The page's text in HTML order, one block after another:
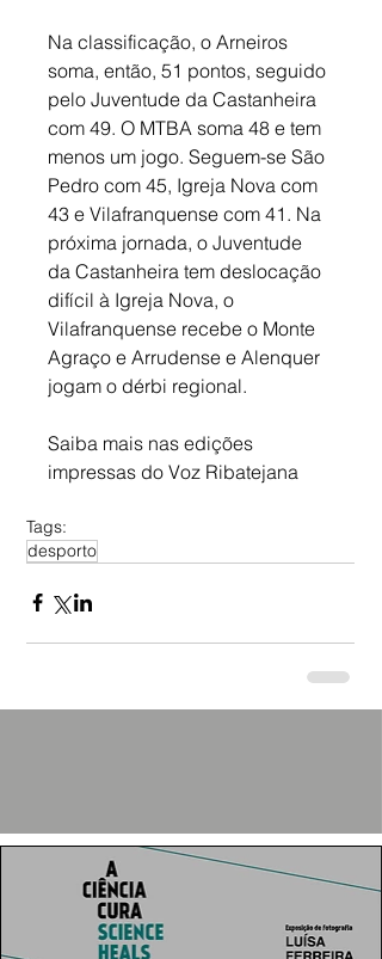
Na classificação, o Arneiros
soma, então, 51 pontos, seguido
pelo Juventude da Castanheira
com 49. O MTBA soma 48 e tem
menos um jogo. Seguem-se São
Pedro com 45, Igreja Nova com
43 e Vilafranquense com 41. Na
próxima jornada, o Juventude
da Castanheira tem deslocação
difícil à Igreja Nova, o
Vilafranquense recebe o Monte
Agraço e Arrudense e Alenquer
jogam o dérbi regional.
Saiba mais nas edições
impressas do Voz Ribatejana
Tags:
desporto